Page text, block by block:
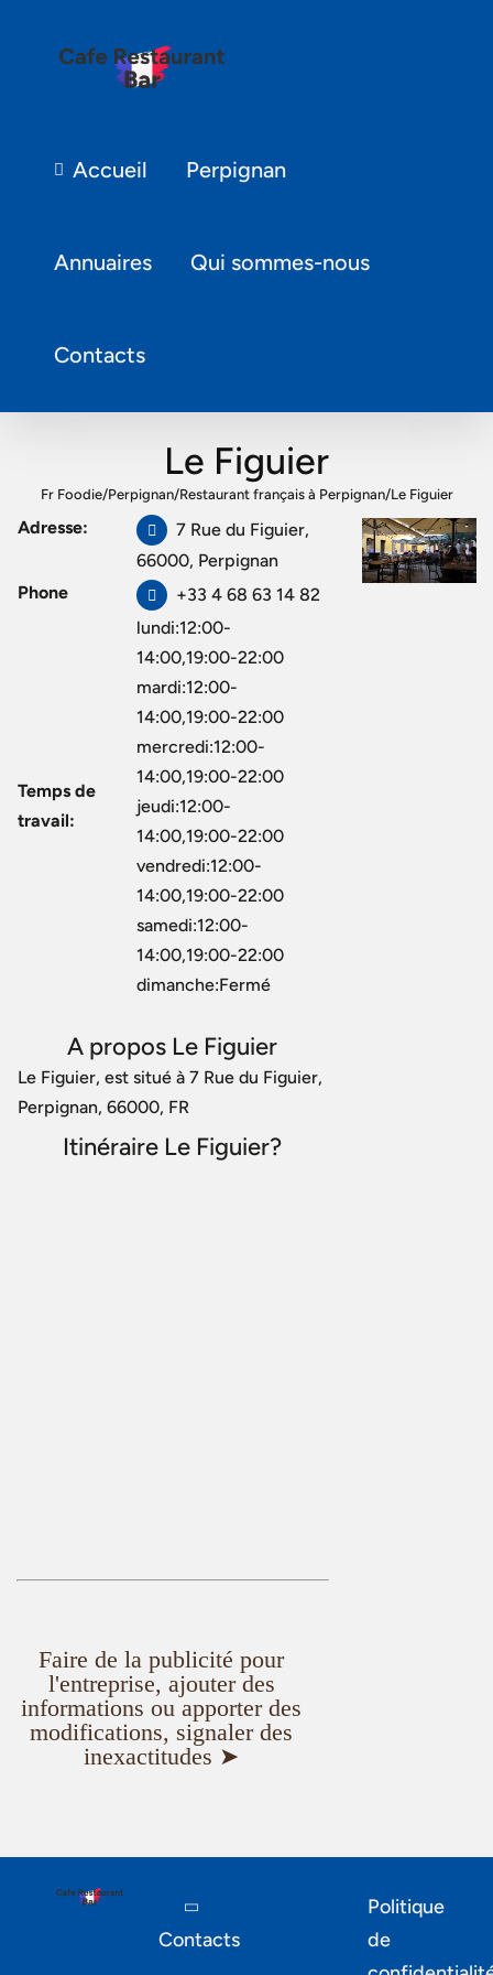
Accueil Perpignan
Annuaires Qui sommes-nous
Contacts
Le Figuier
Fr Foodie/Perpignan/Restaurant français à Perpignan/Le Figuier
Adresse:
7 Rue du Figuier,
66000, Perpignan
Phone
+33 4 68 63 14 82
Temps de
travail:
lundi:12:00-
14:00,19:00-22:00
mardi:12:00-
14:00,19:00-22:00
mercredi:12:00-
14:00,19:00-22:00
jeudi:12:00-
14:00,19:00-22:00
vendredi:12:00-
14:00,19:00-22:00
samedi:12:00-
14:00,19:00-22:00
dimanche:Fermé
A propos Le Figuier
Le Figuier, est situé à 7 Rue du Figuier,
Perpignan, 66000, FR
Itinéraire Le Figuier?
Faire de la publicité pour
l'entreprise, ajouter des
informations ou apporter des
modifications, signaler des
inexactitudes ➤
Contacts
Politique
de